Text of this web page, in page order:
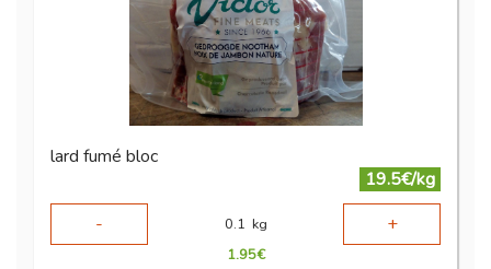
lard fumé bloc
19.5€/kg
-
0.1 kg +
1.95€